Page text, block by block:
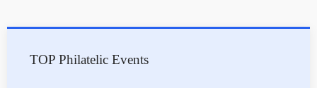
TOP Philatelic Events